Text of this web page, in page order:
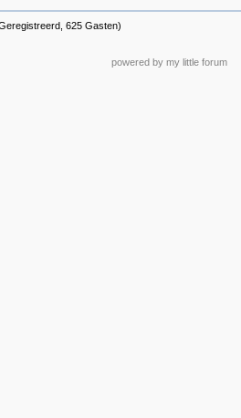
625 Gasten)
powered by my little forum